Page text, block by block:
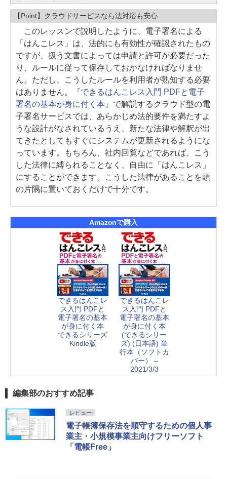
【Point】クラウドサービスなら法対応も安心
このレッスンで説明したように、電子署名による
「はんこレス」は、法的にも有効性が確認されたもの
ですが、扱う文書によっては申請と許可が必要だった
り、ルールに従って保存しておかなければなりませ
ん。ただし、こうしたルールを利用者が熟知する必要
はありません。
『できるはんこレス入門 PDFと電子
署名の基本が身に付く本』 で解説するクラウド型の電
子署名サービスでは、あらかじめ法的要件を満たすよ
うな設計がなされているうえ、新たな法律や解釈が出
てきたとしてもすぐにシステムが更新されるようにな
っています。もちろん、社内回覧などであれば、こう
した法律に縛られることなく、自由に「はんこレス」
にすることができます。こうした法律があることを頭
の片隅に置いておくだけで十分です。
Amazonで購入
できるはんこレ
ス入門 PDFと
電子署名の基本
が身に付く本
できるシリーズ
Kindle版
できるはんこレ
ス入門 PDFと
電子署名の基本
が身に付く本
(できるシリー
ズ) (日本語) 単
行本（ソフトカ
バー） –
2021/3/3
編集部のおすすめ記事
レビュー
電子帳簿保存法を順守するための個人事
業主・小規模事業主向けフリーソフト
「電帳Free」